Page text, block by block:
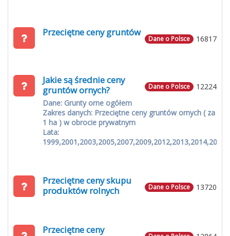
16817
Dane o Polsce
Przeciętne ceny gruntów
12224
Dane o Polsce
Jakie są średnie ceny
gruntów ornych?
Dane: Grunty orne ogółem
Zakres danych: Przeciętne ceny gruntów ornych ( za
1 ha ) w obrocie prywatnym
Lata:
1999,2001,2003,2005,2007,2009,2012,2013,2014,2015
13720
Dane o Polsce
Przeciętne ceny skupu
produktów rolnych
Przeciętne ceny